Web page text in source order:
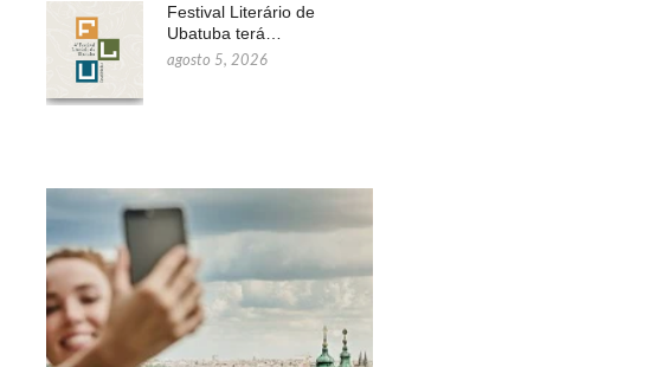
Festival Literário de
Ubatuba terá…
agosto 5, 2026